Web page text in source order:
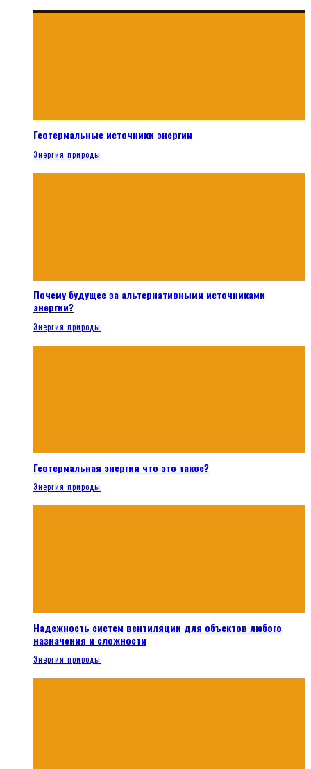
Геотермальные источники энергии
Энергия природы
Почему будущее за альтернативными источниками
энергии?
Энергия природы
Геотермальная энергия что это такое?
Энергия природы
Надежность систем вентиляции для объектов любого
назначения и сложности
Энергия природы